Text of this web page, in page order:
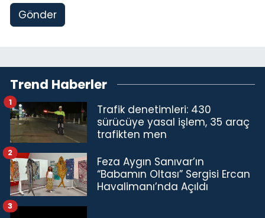
Gönder
Trend Haberler
Trafik denetimleri: 430
sürücüye yasal işlem, 35 araç
trafikten men
1
Feza Aygın Sanıvar’ın
“Babamın Oltası” Sergisi Ercan
Havalimanı’nda Açıldı
2
3